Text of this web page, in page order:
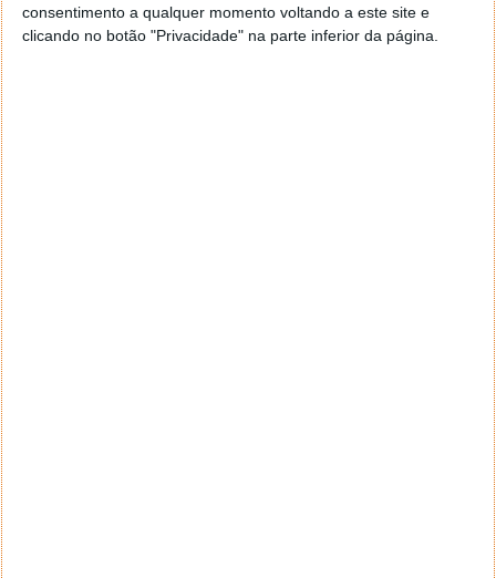
consentimento a qualquer momento voltando a este site e
clicando no botão "Privacidade" na parte inferior da página.
A Google esclarece ainda que após a ativação deste
modo, têm 20 segundos para confirmar